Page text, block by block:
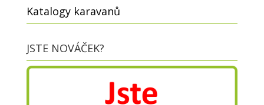
Katalogy karavanů
JSTE NOVÁČEK?